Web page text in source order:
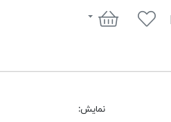
سبد خرید
نمایش: